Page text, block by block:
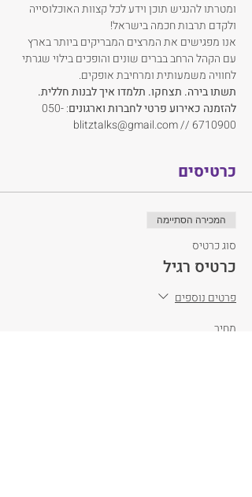
ומטרתו להנגיש תוכן וידע לכל קצוות האוכלוסייה
ולקדם תרבות חכמה בישראל!
אנו מפגישים את המרצים המבריקים ביותר בארץ
עם הקהל הרחב בברים שונים והופכים בילוי שגרתי
לחוויה משמעותית ומרחיבת אופקים.
תשתו בירה. תצחקו. תלמדו איך לבנות חללית.
להזמנה כאירוע פרטילחברות וארגונים : 050-
6710900 // blitztalks@gmail.com
כרטיסים
המכירה הסתיימה
סוג כרטיס
כרטיס רגיל
פרטים נוספים
מחיר